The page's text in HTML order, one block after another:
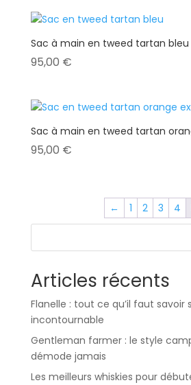
Sac à main en tweed tartan bleu
95,00 €
Sac à main en tweed tartan
95,00 €
← 1 2 3 4
Articles récents
Flanelle : tout ce qu’il faut
incontournable
Gentleman farmer : le style
démode jamais
Les meilleurs whiskies pour